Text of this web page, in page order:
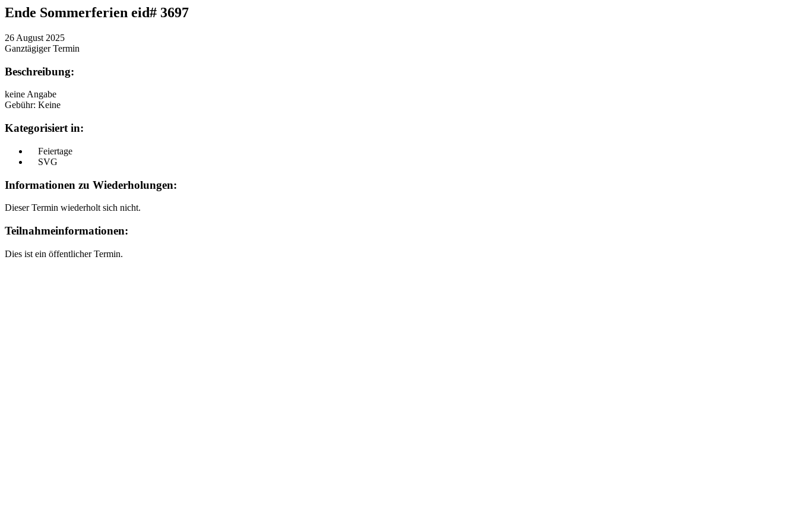
Ende Sommerferien eid# 3697
26 August 2025
Ganztägiger Termin
Beschreibung:
keine Angabe
Gebühr: Keine
Kategorisiert in:
Feiertage
SVG
Informationen zu Wiederholungen:
Dieser Termin wiederholt sich nicht.
Teilnahmeinformationen:
Dies ist ein öffentlicher Termin.